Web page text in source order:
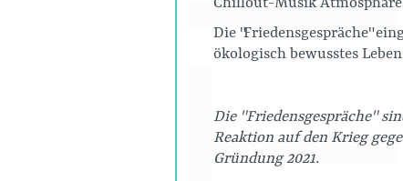
Chillout-Musik
Die "Friedensgespräche"
ökologisch bewusstes
Die "Friedensgespräche"
Reaktion auf den Krieg
Gründung 2021.